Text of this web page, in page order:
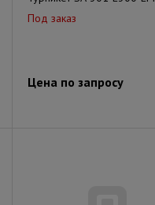
Под заказ
Цена по запросу